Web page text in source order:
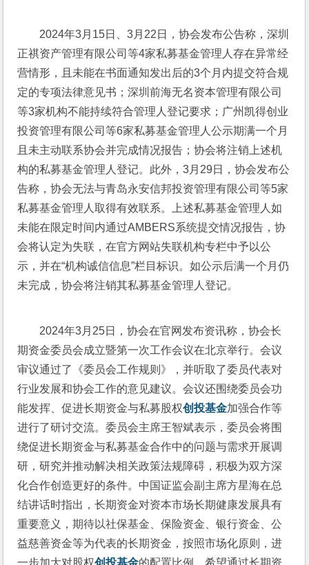
2024年3月15日、3月22日，协会发布公告称，深圳
正祺资产管理有限公司等4家私募基金管理人存在异常经
营情形，且未能在书面通知发出后的3个月内提交符合规
定的专项法律意见书；深圳前海无名资本管理有限公司
等3家机构不能持续符合管理人登记要求；广州凯得创业
投资管理有限公司等6家私募基金管理人公示期满一个月
且未主动联系协会并完成情况报告；协会将注销上述机
构的私募基金管理人登记。此外，3月29日，协会发布公
告称，协会无法与青岛永安信邦投资管理有限公司等5家
私募基金管理人取得有效联系。上述私募基金管理人如
未能在限定时间内通过AMBERS系统提交情况报告，协
会将认定为失联，在官方网站失联机构专栏中予以公
示，并在“机构诚信信息”栏目标识。如公示后满一个月仍
未完成，协会将注销其私募基金管理人登记。
2024年3月25日，协会在官网发布资讯称，协会长
期资金委员会成立暨第一次工作会议在北京举行。会议
审议通过了《委员会工作规则》，并听取了委员代表对
行业发展和协会工作的意见建议。会议还围绕委员会功
能发挥、促进长期资金与私募股权创投基金加强合作等
进行了研讨交流。委员会主席王智斌表示，委员会将围
绕促进长期资金与私募基金合作中的问题与需求开展调
研，研究并推动解决相关政策法规障碍，积极为双方深
化合作创造更好的条件。中国证监会副主席方星海在总
结讲话时指出，长期资金对资本市场长期健康发展具有
重要意义，期待以社保基金、保险资金、银行资金、公
益慈善资金等为代表的长期资金，按照市场化原则，进
一步加大对股权创投基金的配置比例。希望通过长期资